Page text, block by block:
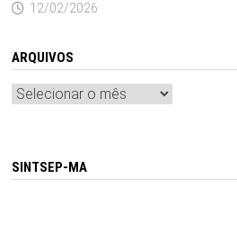
12/02/2026
ARQUIVOS
Arquivos
SINTSEP-MA